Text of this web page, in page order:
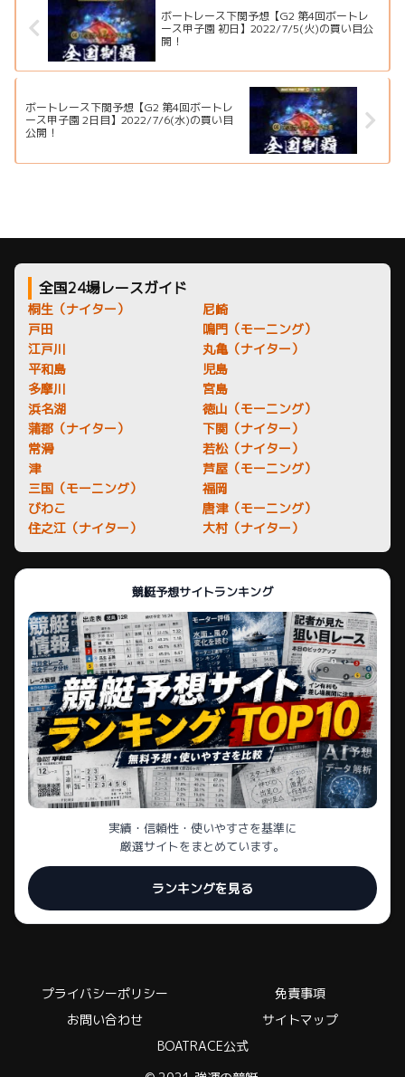
ボートレース下関予想【G2 第4回ボートレ
ース甲子園 初日】2022/7/5(火)の買い目公
開！
ボートレース下関予想【G2 第4回ボートレ
ース甲子園 2日目】2022/7/6(水)の買い目
公開！
全国24場レースガイド
桐生（ナイター）
戸田
江戸川
平和島
多摩川
浜名湖
蒲郡（ナイター）
常滑
津
三国（モーニング）
びわこ
住之江（ナイター）
尼崎
鳴門（モーニング）
丸亀（ナイター）
児島
宮島
徳山（モーニング）
下関（ナイター）
若松（ナイター）
芦屋（モーニング）
福岡
唐津（モーニング）
大村（ナイター）
競艇予想サイトランキング
実績・信頼性・使いやすさを基準に
厳選サイトをまとめています。
ランキングを見る
プライバシーポリシー
免責事項
お問い合わせ
サイトマップ
BOATRACE公式